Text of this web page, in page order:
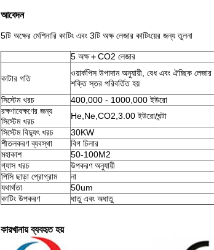
আবেদন
5টি অক্ষের মেশিনারি কাটিং এবং 3টি অক্ষ লেজার কাটিংয়ের জন্য তুলনা
5 অক্ষ＋CO2 লেজার
কাটার গতি
ওয়ার্কপিস উপাদান অনুযায়ী, বেধ এবং ঐচ্ছিক লেজার
শক্তি স্তর পরিবর্তিত হয়
সিস্টেম খরচ
400,000 - 1000,000 ইউরো
রক্ষণাবেক্ষণের জন্য
সিস্টেম খরচ
He,Ne,CO2,3.00 ইউরো/ঘন্টা
সিস্টেম বিদ্যুৎ খরচ
30KW
শীতলকরণ ব্যবস্থা
বিগ চিলার
মহাকাশ
50-100M2
গ্যাস খরচ
উপকরণ অনুযায়ী
পিসি ছাড়া প্রোগ্রাম
না
যথার্থতা
50um
কাটিং উপকরণ
ধাতু এবং অধাতু
কারখানায় ব্যবহৃত হয়